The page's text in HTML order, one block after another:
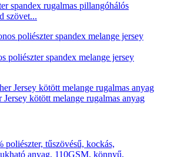
spandex rugalmas pillangóhálós
szövet...
poliészter spandex melange jersey
Jersey kötött melange rugalmas anyag